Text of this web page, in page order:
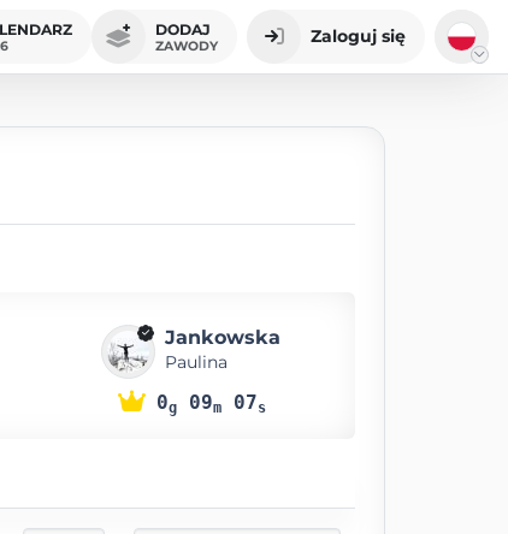
DODAJ
ZAWODY Zaloguj się
Jankowska
Paulina
0g09m07s